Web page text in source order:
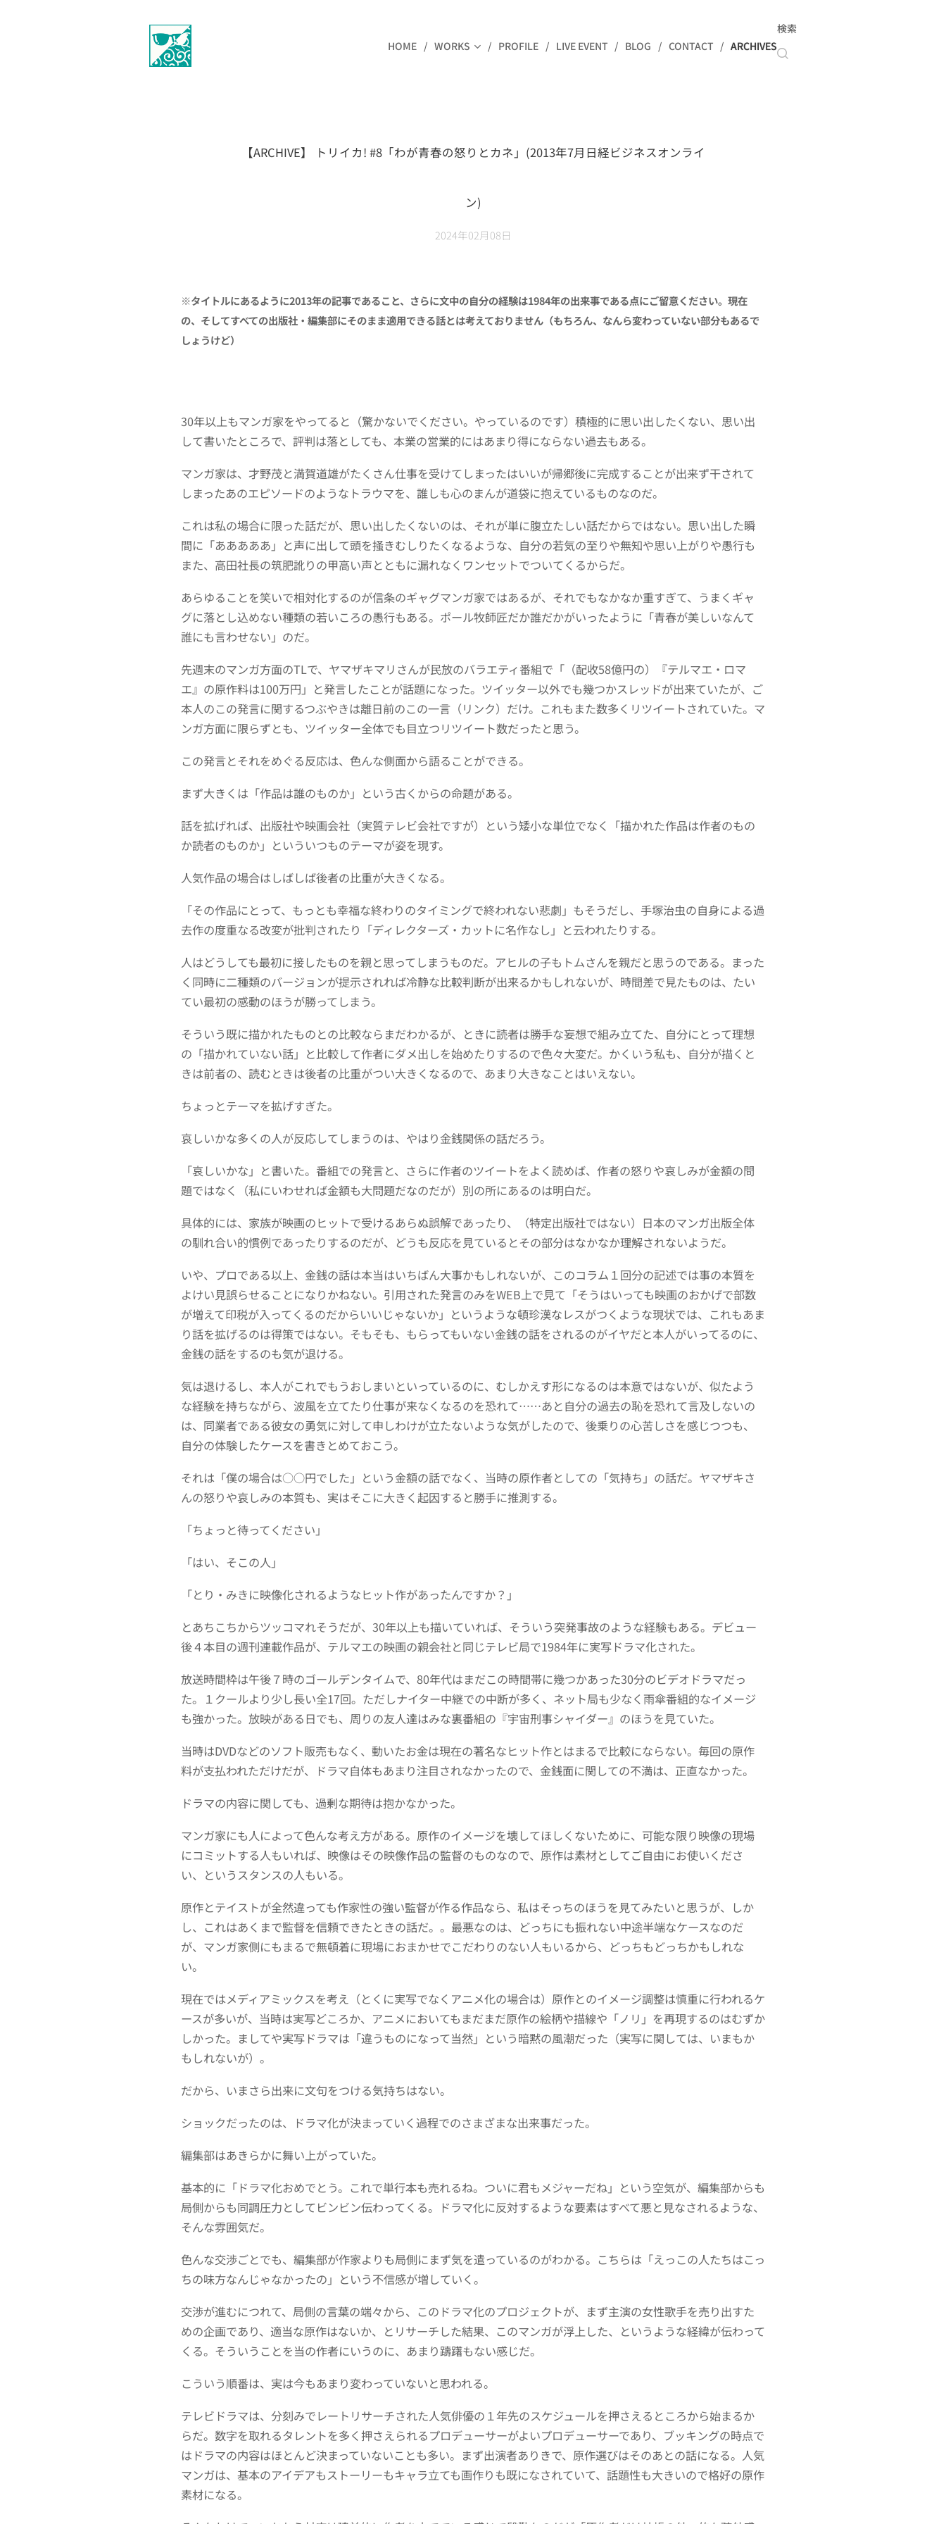
HOME WORKS PROFILE LIVE EVENT BLOG CONTACT ARCHIVES
検索
【ARCHIVE】 トリイカ! #8「わが青春の怒りとカネ」(2013年7月日経ビジネスオンライ
ン)
2024年02月08日
※タイトルにあるように2013年の記事であること、さらに文中の自分の経験は1984年の出来事である点にご留意ください。現在
の、そしてすべての出版社・編集部にそのまま適用できる話とは考えておりません（もちろん、なんら変わっていない部分もあるで
しょうけど）
30年以上もマンガ家をやってると（驚かないでください。やっているのです）積極的に思い出したくない、思い出
して書いたところで、評判は落としても、本業の営業的にはあまり得にならない過去もある。
マンガ家は、才野茂と満賀道雄がたくさん仕事を受けてしまったはいいが帰郷後に完成することが出来ず干されて
しまったあのエピソードのようなトラウマを、誰しも心のまんが道袋に抱えているものなのだ。
これは私の場合に限った話だが、思い出したくないのは、それが単に腹立たしい話だからではない。思い出した瞬
間に「あああああ」と声に出して頭を掻きむしりたくなるような、自分の若気の至りや無知や思い上がりや愚行も
また、高田社長の筑肥訛りの甲高い声とともに漏れなくワンセットでついてくるからだ。
あらゆることを笑いで相対化するのが信条のギャグマンガ家ではあるが、それでもなかなか重すぎて、うまくギャ
グに落とし込めない種類の若いころの愚行もある。ポール牧師匠だか誰だかがいったように「青春が美しいなんて
誰にも言わせない」のだ。
先週末のマンガ方面のTLで、ヤマザキマリさんが民放のバラエティ番組で「（配收58億円の）『テルマエ・ロマ
エ』の原作料は100万円」と発言したことが話題になった。ツイッター以外でも幾つかスレッドが出来ていたが、ご
本人のこの発言に関するつぶやきは離日前のこの一言（リンク）だけ。これもまた数多くリツイートされていた。マ
ンガ方面に限らずとも、ツイッター全体でも目立つリツイート数だったと思う。
この発言とそれをめぐる反応は、色んな側面から語ることができる。
まず大きくは「作品は誰のものか」という古くからの命題がある。
話を拡げれば、出版社や映画会社（実質テレビ会社ですが）という矮小な単位でなく「描かれた作品は作者のもの
か読者のものか」といういつものテーマが姿を現す。
人気作品の場合はしばしば後者の比重が大きくなる。
「その作品にとって、もっとも幸福な終わりのタイミングで終われない悲劇」もそうだし、手塚治虫の自身による過
去作の度重なる改変が批判されたり「ディレクターズ・カットに名作なし」と云われたりする。
人はどうしても最初に接したものを親と思ってしまうものだ。アヒルの子もトムさんを親だと思うのである。まった
く同時に二種類のバージョンが提示されれば冷静な比較判断が出来るかもしれないが、時間差で見たものは、たい
てい最初の感動のほうが勝ってしまう。
そういう既に描かれたものとの比較ならまだわかるが、ときに読者は勝手な妄想で組み立てた、自分にとって理想
の「描かれていない話」と比較して作者にダメ出しを始めたりするので色々大変だ。かくいう私も、自分が描くと
きは前者の、読むときは後者の比重がつい大きくなるので、あまり大きなことはいえない。
ちょっとテーマを拡げすぎた。
哀しいかな多くの人が反応してしまうのは、やはり金銭関係の話だろう。
「哀しいかな」と書いた。番組での発言と、さらに作者のツイートをよく読めば、作者の怒りや哀しみが金額の問
題ではなく（私にいわせれば金額も大問題だなのだが）別の所にあるのは明白だ。
具体的には、家族が映画のヒットで受けるあらぬ誤解であったり、（特定出版社ではない）日本のマンガ出版全体
の馴れ合い的慣例であったりするのだが、どうも反応を見ているとその部分はなかなか理解されないようだ。
いや、プロである以上、金銭の話は本当はいちばん大事かもしれないが、このコラム１回分の記述では事の本質を
よけい見誤らせることになりかねない。引用された発言のみをWEB上で見て「そうはいっても映画のおかげで部数
が増えて印税が入ってくるのだからいいじゃないか」というような頓珍漢なレスがつくような現状では、これもあま
り話を拡げるのは得策ではない。そもそも、もらってもいない金銭の話をされるのがイヤだと本人がいってるのに、
金銭の話をするのも気が退ける。
気は退けるし、本人がこれでもうおしまいといっているのに、むしかえす形になるのは本意ではないが、似たよう
な経験を持ちながら、波風を立てたり仕事が来なくなるのを恐れて……あと自分の過去の恥を恐れて言及しないの
は、同業者である彼女の勇気に対して申しわけが立たないような気がしたので、後乗りの心苦しさを感じつつも、
自分の体験したケースを書きとめておこう。
それは「僕の場合は○○円でした」という金額の話でなく、当時の原作者としての「気持ち」の話だ。ヤマザキさ
んの怒りや哀しみの本質も、実はそこに大きく起因すると勝手に推測する。
「ちょっと待ってください」
「はい、そこの人」
「とり・みきに映像化されるようなヒット作があったんですか？」
とあちこちからツッコマれそうだが、30年以上も描いていれば、そういう突発事故のような経験もある。デビュー
後４本目の週刊連載作品が、テルマエの映画の親会社と同じテレビ局で1984年に実写ドラマ化された。
放送時間枠は午後７時のゴールデンタイムで、80年代はまだこの時間帯に幾つかあった30分のビデオドラマだっ
た。１クールより少し長い全17回。ただしナイター中継での中断が多く、ネット局も少なく雨傘番組的なイメージ
も強かった。放映がある日でも、周りの友人達はみな裏番組の『宇宙刑事シャイダー』のほうを見ていた。
当時はDVDなどのソフト販売もなく、動いたお金は現在の著名なヒット作とはまるで比較にならない。毎回の原作
料が支払われただけだが、ドラマ自体もあまり注目されなかったので、金銭面に関しての不満は、正直なかった。
ドラマの内容に関しても、過剰な期待は抱かなかった。
マンガ家にも人によって色んな考え方がある。原作のイメージを壊してほしくないために、可能な限り映像の現場
にコミットする人もいれば、映像はその映像作品の監督のものなので、原作は素材としてご自由にお使いくださ
い、というスタンスの人もいる。
原作とテイストが全然違っても作家性の強い監督が作る作品なら、私はそっちのほうを見てみたいと思うが、しか
し、これはあくまで監督を信頼できたときの話だ。。最悪なのは、どっちにも振れない中途半端なケースなのだ
が、マンガ家側にもまるで無頓着に現場におまかせでこだわりのない人もいるから、どっちもどっちかもしれな
い。
現在ではメディアミックスを考え（とくに実写でなくアニメ化の場合は）原作とのイメージ調整は慎重に行われるケ
ースが多いが、当時は実写どころか、アニメにおいてもまだまだ原作の絵柄や描線や「ノリ」を再現するのはむずか
しかった。ましてや実写ドラマは「違うものになって当然」という暗黙の風潮だった（実写に関しては、いまもか
もしれないが）。
だから、いまさら出来に文句をつける気持ちはない。
ショックだったのは、ドラマ化が決まっていく過程でのさまざまな出来事だった。
編集部はあきらかに舞い上がっていた。
基本的に「ドラマ化おめでとう。これで単行本も売れるね。ついに君もメジャーだね」という空気が、編集部からも
局側からも同調圧力としてビンビン伝わってくる。ドラマ化に反対するような要素はすべて悪と見なされるような、
そんな雰囲気だ。
色んな交渉ごとでも、編集部が作家よりも局側にまず気を遣っているのがわかる。こちらは「えっこの人たちはこっ
ちの味方なんじゃなかったの」という不信感が増していく。
交渉が進むにつれて、局側の言葉の端々から、このドラマ化のプロジェクトが、まず主演の女性歌手を売り出すた
めの企画であり、適当な原作はないか、とリサーチした結果、このマンガが浮上した、というような経緯が伝わって
くる。そういうことを当の作者にいうのに、あまり躊躇もない感じだ。
こういう順番は、実は今もあまり変わっていないと思われる。
テレビドラマは、分刻みでレートリサーチされた人気俳優の１年先のスケジュールを押さえるところから始まるか
らだ。数字を取れるタレントを多く押さえられるプロデューサーがよいプロデューサーであり、ブッキングの時点で
はドラマの内容はほとんど決まっていないことも多い。まず出演者ありきで、原作選びはそのあとの話になる。人気
マンガは、基本のアイデアもストーリーもキャラ立ても画作りも既になされていて、話題性も大きいので格好の原作
素材になる。